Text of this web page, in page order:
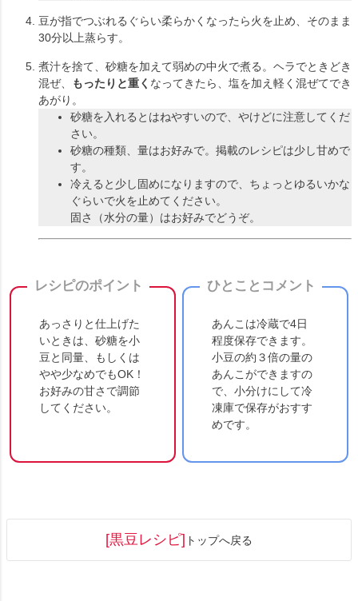
豆が指でつぶれるぐらい柔らかくなったら火を止め、そのまま
30分以上蒸らす。
煮汁を捨て、砂糖を加えて弱めの中火で煮る。ヘラでときどき
混ぜ、
もったりと重く なってきたら、塩を加え軽く混ぜてでき
あがり。
砂糖を入れるとはねやすいので、やけどに注意してくだ
さい。
砂糖の種類、量はお好みで。掲載のレシピは少し甘めで
す。
冷えると少し固めになりますので、ちょっとゆるいかな
ぐらいで火を止めてください。
固さ（水分の量）はお好みでどうぞ。
レシピのポイント
あっさりと仕上げた
いときは、砂糖を小
豆と同量、もしくは
やや少なめでもOK！
お好みの甘さで調節
してください。
ひとことコメント
あんこは冷蔵で4日
程度保存できます。
小豆の約３倍の量の
あんこができますの
で、小分けにして冷
凍庫で保存がおすす
めです。
[黒豆レシピ] トップへ戻る